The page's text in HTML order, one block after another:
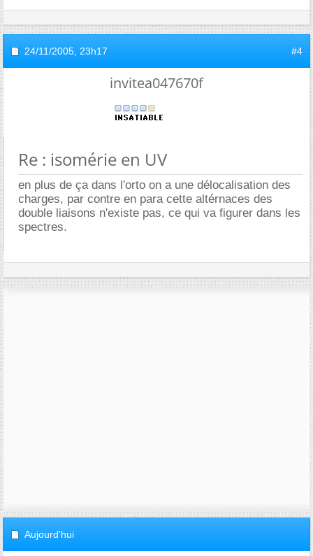
24/11/2005, 23h17 #4
invitea047670f
Re : isomérie en UV
en plus de ça dans l'orto on a une délocalisation des
charges, par contre en para cette altérnaces des
double liaisons n'existe pas, ce qui va figurer dans les
spectres.
Aujourd'hui